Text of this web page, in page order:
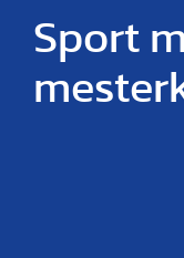
Sport